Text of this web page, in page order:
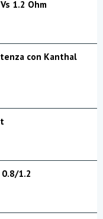
1.2 Ohm
con Kanthal
0.8/1.2